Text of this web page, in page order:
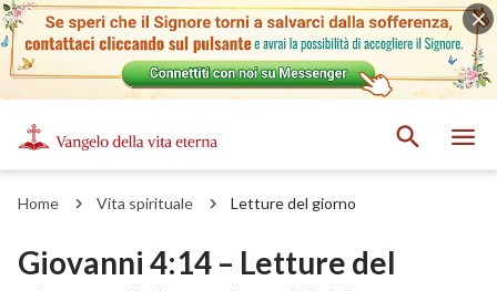
Home Vita spirituale Letture del giorno
Giovanni 4:14 – Letture del